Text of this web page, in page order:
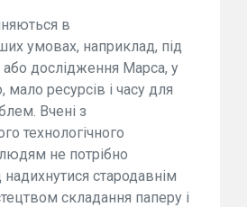
в
умовах, наприклад, під
або дослідження Марса, у
мало ресурсів і часу для
Вчені з
технологічного
не потрібно
надихнутися стародавнім
складання паперу і